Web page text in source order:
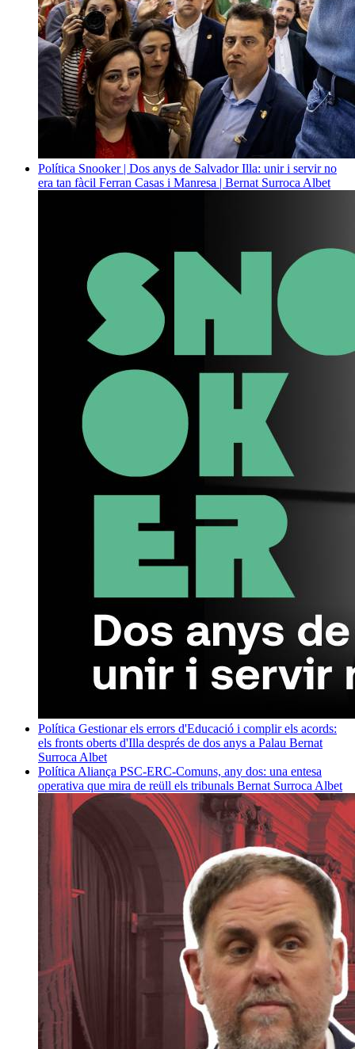
Política Snooker | Dos anys de Salvador Illa: unir i servir no
era tan fàcil Ferran Casas i Manresa | Bernat Surroca Albet
Política Gestionar els errors d'Educació i complir els acords:
els fronts oberts d'Illa després de dos anys a Palau Bernat
Surroca Albet
Política Aliança PSC-ERC-Comuns, any dos: una entesa
operativa que mira de reüll els tribunals Bernat Surroca Albet